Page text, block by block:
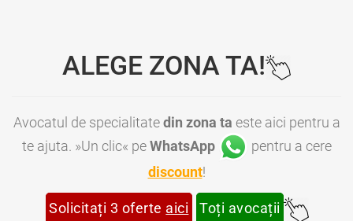
ALEGE ZONA TA!
Avocatul de specialitatedin zona ta este aici pentru a
te ajuta. »Un clic« peWhatsApp
pentru a cere
discount!
Solicitați 3 oferte aici Toți avocații